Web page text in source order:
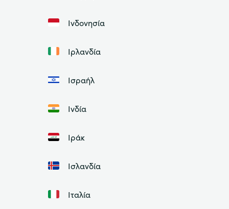
Ινδονησία
Ιρλανδία
Ισραήλ
Ινδία
Ιράκ
Ισλανδία
Ιταλία